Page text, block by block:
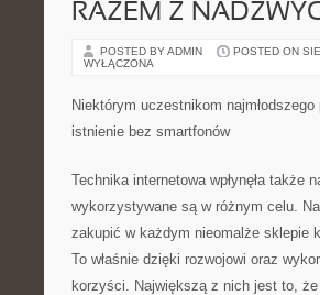
RAZEM Z
POSTED BY ADMIN POSTED ON
WYŁĄCZONA
Niektórym uczestnikom
istnienie bez smartfonów
Technika internetowa wpłynęła także
wykorzystywane są w różnym celu.
zakupić w każdym nieomalże sklepie
To właśnie dzięki rozwojowi oraz
korzyści. Największą z nich jest to,